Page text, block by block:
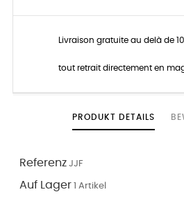
Livraison gratuite au delà de
tout retrait directement en
PRODUKT DETAILS
Referenz JJF
Auf Lager 1 Artikel